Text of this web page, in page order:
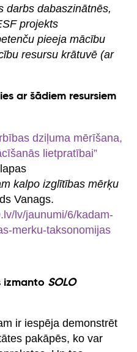
darbs dabaszinātnēs,
projekts
pieeja mācību
resursu krātuvē (ar
ar šādiem resursiem
dziļuma mērīšana,
lietpratībai”
kalpo izglītības mērķu
Vanags.
lv/jaunumi/6/kadam-
merku-taksonomijas
izmanto SOLO
ir iespēja demonstrēt
pakāpēs, ko var